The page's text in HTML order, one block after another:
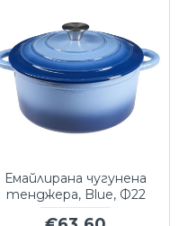
Емайлирана чугунена
тенджера, Blue, Ф22